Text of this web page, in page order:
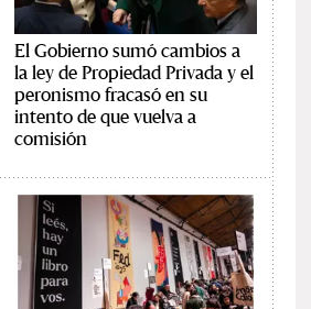
El Gobierno sumó cambios a
la ley de Propiedad Privada y el
peronismo fracasó en su
intento de que vuelva a
comisión